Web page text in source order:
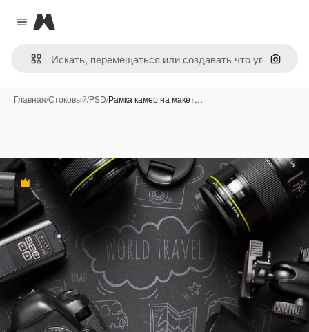
Close menu
Magnific
Поиск
Главная/Стоковый/PSD/Рамка камер на макет…
Премиум